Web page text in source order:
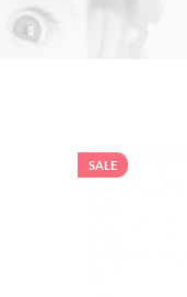
SALE